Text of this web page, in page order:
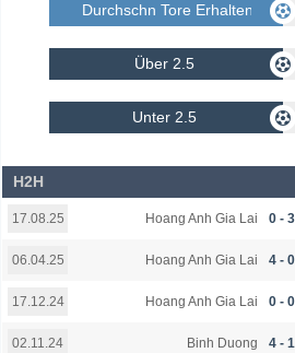
Durchschn Tore Erhalten
Über 2.5
Unter 2.5
H2H
17.08.25 Hoang Anh Gia Lai 0 - 3
06.04.25 Hoang Anh Gia Lai 4 - 0
17.12.24 Hoang Anh Gia Lai 0 - 0
02.11.24 Binh Duong 4 - 1